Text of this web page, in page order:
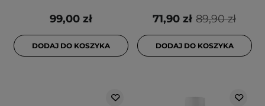
99,00 zł
DODAJ DO KOSZYKA
89,90 zł
71,90 zł
DODAJ DO KOSZYKA